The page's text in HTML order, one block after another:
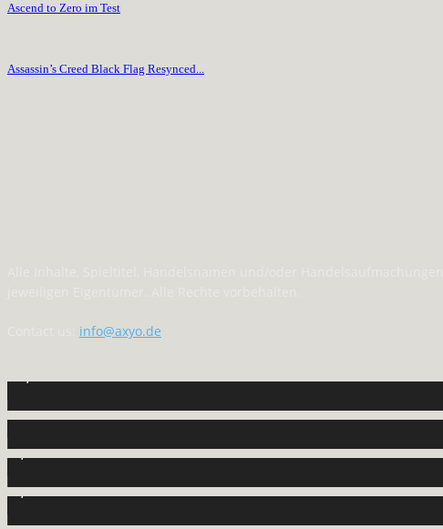
Ascend to Zero im Test
Assassin’s Creed Black Flag Resynced...
info@axyo.de